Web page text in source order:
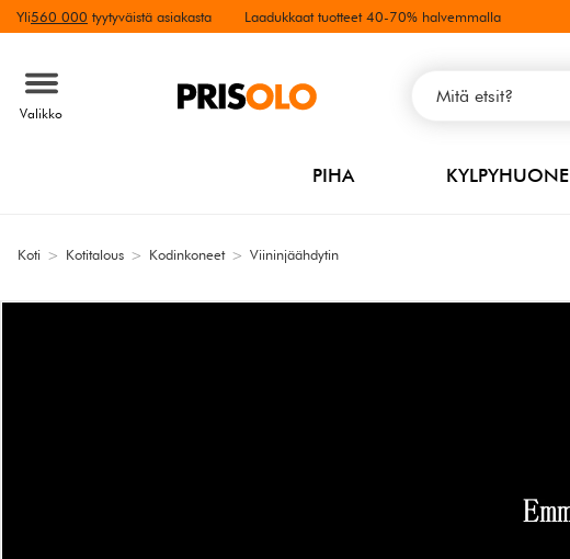
Yli560 000 tyytyväistä asiakasta Laadukkaat tuotteet 40-70% halvemmalla
Valikko
PIHA KYLPYHUONE
Koti > Kotitalous > Kodinkoneet > Viininjäähdytin